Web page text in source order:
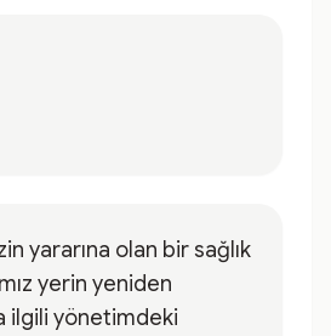
yararına olan bir sağlık
yerin yeniden
ilgili yönetimdeki